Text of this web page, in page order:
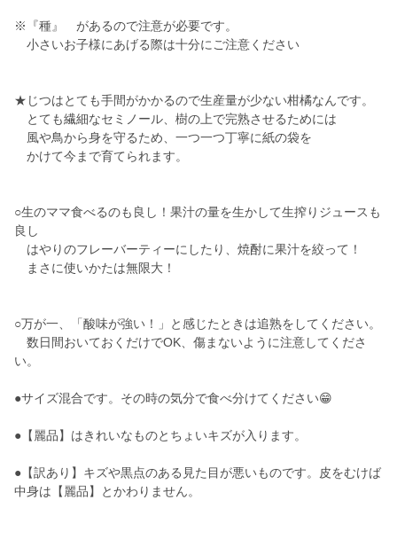
※『種』 があるので注意が必要です。
小さいお子様にあげる際は十分にご注意ください
★じつはとても手間がかかるので生産量が少ない柑橘なんです。
とても繊細なセミノール、樹の上で完熟させるためには
風や鳥から身を守るため、一つ一つ丁寧に紙の袋を
かけて今まで育てられます。
○生のママ食べるのも良し！果汁の量を生かして生搾りジュースも
良し
はやりのフレーバーティーにしたり、焼酎に果汁を絞って！
まさに使いかたは無限大！
○万が一、「酸味が強い！」と感じたときは追熟をしてください。
数日間おいておくだけでOK、傷まないように注意してくださ
い。
●サイズ混合です。その時の気分で食べ分けてください😁
●【麗品】はきれいなものとちょいキズが入ります。
●【訳あり】キズや黒点のある見た目が悪いものです。皮をむけば
中身は【麗品】とかわりません。